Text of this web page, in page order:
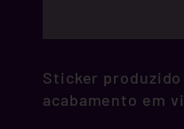
Sticker
acabamento em